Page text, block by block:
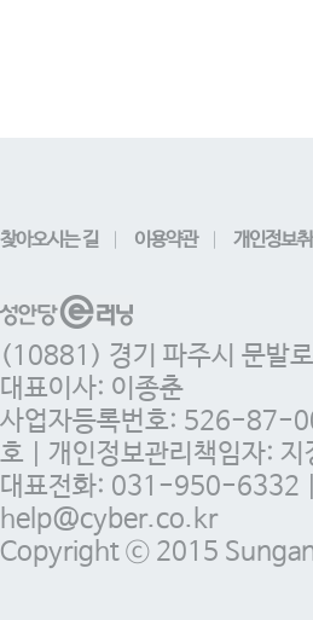
찾아오시는 길 이용약관 개인정보
(10881) 경기 파주시 문발
대표이사: 이종춘
사업자등록번호: 526-87-
호 | 개인정보관리책임자: 지
대표전화: 031-950-
help@cyber.co.kr
Copyright ⓒ 2015